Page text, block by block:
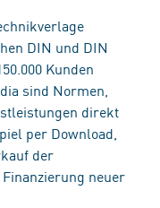
DIN und DIN
Kunden
sind Normen,
direkt
per Download,
der
neuer